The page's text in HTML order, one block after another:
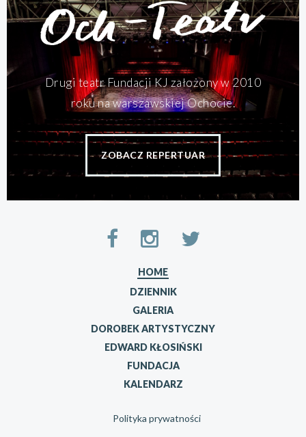
Drugi teatr Fundacji KJ założony w 2010
roku na warszawskiej Ochocie.
ZOBACZ REPERTUAR
HOME
DZIENNIK
GALERIA
DOROBEK ARTYSTYCZNY
EDWARD KŁOSIŃSKI
FUNDACJA
KALENDARZ
Polityka prywatności